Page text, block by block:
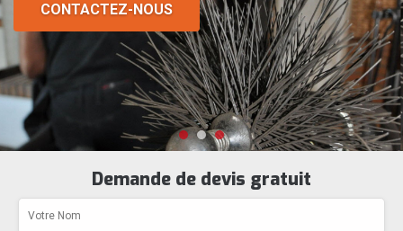
CONTACTEZ-NOUS
Demande de devis gratuit